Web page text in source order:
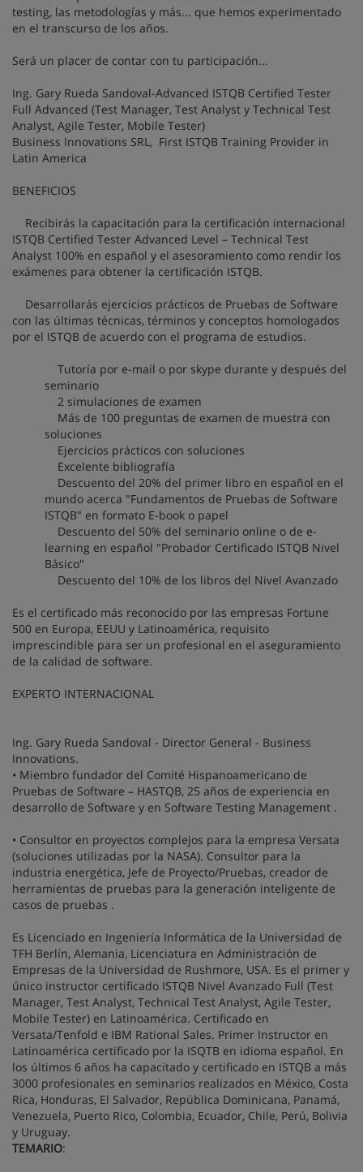
testing, las metodologías y más... que hemos experimentado
en el transcurso de los años.
Será un placer de contar con tu participación...
Ing. Gary Rueda Sandoval-Advanced ISTQB Certified Tester
Full Advanced (Test Manager, Test Analyst y Technical Test
Analyst, Agile Tester, Mobile Tester)
Business Innovations SRL, First ISTQB Training Provider in
Latin America
BENEFICIOS
Recibirás la capacitación para la certificación internacional
ISTQB Certified Tester Advanced Level – Technical Test
Analyst 100% en español y el asesoramiento como rendir los
exámenes para obtener la certificación ISTQB.
Desarrollarás ejercicios prácticos de Pruebas de Software
con las últimas técnicas, términos y conceptos homologados
por el ISTQB de acuerdo con el programa de estudios.
Tutoría por e-mail o por skype durante y después del
seminario
2 simulaciones de examen
Más de 100 preguntas de examen de muestra con
soluciones
Ejercicios prácticos con soluciones
Excelente bibliografía
Descuento del 20% del primer libro en español en el
mundo acerca "Fundamentos de Pruebas de Software
ISTQB" en formato E-book o papel
Descuento del 50% del seminario online o de e-
learning en español "Probador Certificado ISTQB Nivel
Básico"
Descuento del 10% de los libros del Nivel Avanzado
Es el certificado más reconocido por las empresas Fortune
500 en Europa, EEUU y Latinoamérica, requisito
imprescindible para ser un profesional en el aseguramiento
de la calidad de software.
EXPERTO INTERNACIONAL
Ing. Gary Rueda Sandoval - Director General - Business
Innovations.
• Miembro fundador del Comité Hispanoamericano de
Pruebas de Software – HASTQB, 25 años de experiencia en
desarrollo de Software y en Software Testing Management .
• Consultor en proyectos complejos para la empresa Versata
(soluciones utilizadas por la NASA). Consultor para la
industria energética, Jefe de Proyecto/Pruebas, creador de
herramientas de pruebas para la generación inteligente de
casos de pruebas .
Es Licenciado en Ingeniería Informática de la Universidad de
TFH Berlín, Alemania, Licenciatura en Administración de
Empresas de la Universidad de Rushmore, USA. Es el primer y
único instructor certificado ISTQB Nivel Avanzado Full (Test
Manager, Test Analyst, Technical Test Analyst, Agile Tester,
Mobile Tester) en Latinoamérica. Certificado en
Versata/Tenfold e IBM Rational Sales. Primer Instructor en
Latinoamérica certificado por la ISQTB en idioma español. En
los últimos 6 años ha capacitado y certificado en ISTQB a más
3000 profesionales en seminarios realizados en México, Costa
Rica, Honduras, El Salvador, República Dominicana, Panamá,
Venezuela, Puerto Rico, Colombia, Ecuador, Chile, Perú, Bolivia
y Uruguay.
TEMARIO: